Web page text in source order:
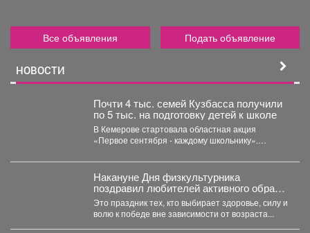
Все объявления Подать объявление
НОВОСТИ
Почти 4 тыс. семей Кузбасса получили
по 5 тыс. на подготовку детей к школе
В Кемерове стартовала областная акция
«Первое сентября - каждому школьнику».
Накануне Дня физкультурника
поздравил любителей активного образа
жизни!
Это праздник тех, кто выбирает здоровье, силу и
волю к победе вне зависимости от возраста...